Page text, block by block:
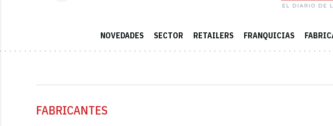
NOVEDADES SECTOR RETAILERS FRANQUICIAS
FABRICANTES